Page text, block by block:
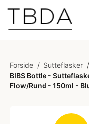
Forside / Sutteflasker /
BIBS Bottle -
Flow/Rund - 150ml -